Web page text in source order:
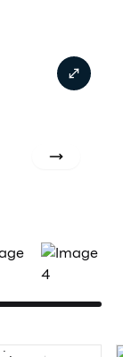
Next slide